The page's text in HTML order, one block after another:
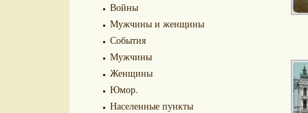
Войны
Мужчины и женщины
События
Мужчины
Женщины
Юмор.
Населенные пункты